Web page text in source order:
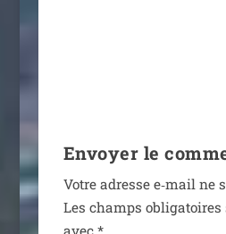
Envoyer le
Votre adresse e‑mail ne
Les champs